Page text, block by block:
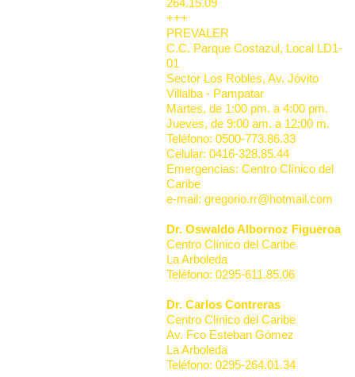
+++
PREVALER
C.C. Parque Costazul, Local LD1-
01
Sector Los Robles, Av. Jóvito
Villalba - Pampatar
Martes, de 1:00 pm. a 4:00 pm.
Jueves, de 9:00 am. a 12:00 m.
Teléfono: 0500-773.86.33
Celular: 0416-328.85.44
Emergencias: Centro Clínico del
Caribe
e-mail: gregorio.rr@hotmail.com
Dr. Oswaldo Albornoz Figueroa
Centro Clínico del Caribe
La Arboleda
Teléfono: 0295-611.85.06
Dr. Carlos Contreras
Centro Clínico del Caribe
Av. Fco Esteban Gómez
La Arboleda
Teléfono: 0295-264.01.34